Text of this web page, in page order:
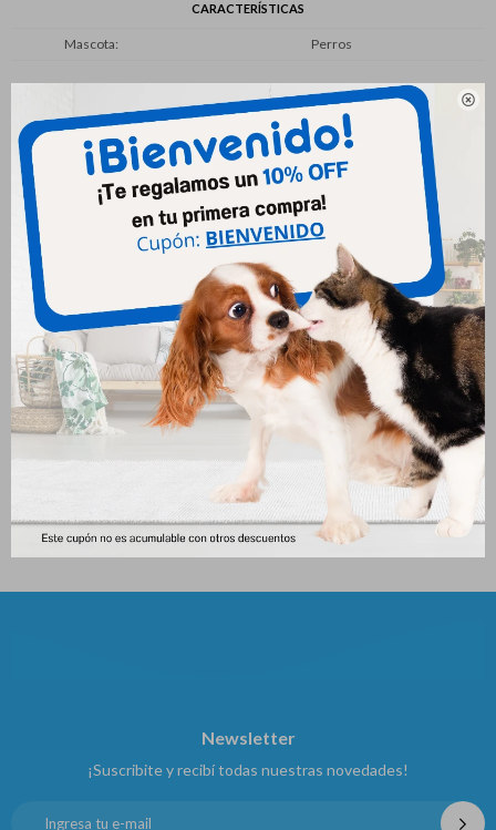

CARACTERÍSTICAS
Mascota Perros
Productos que te pueden interesar
M/l 15kg
Monge Perro Adult Rabbit 12
Kg
Newsletter
¡Suscribite y recibí todas nuestras novedades!